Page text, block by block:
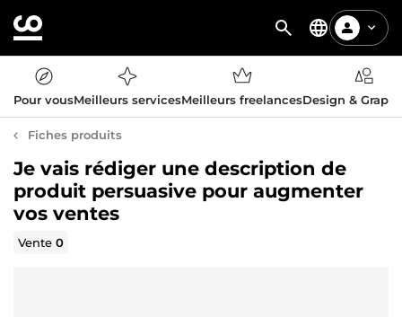
Pour vousMeilleurs servicesMeilleurs freelancesDesign &
Fiches produits
Je vais rédiger une description de
produit persuasive pour augmenter
vos ventes
Vente0